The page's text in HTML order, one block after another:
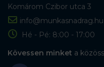
Komárom Czibor utca 3
info@munkasnadrag.hu
Hé - Pé: 8:00 - 17:00
Kövessen minket a